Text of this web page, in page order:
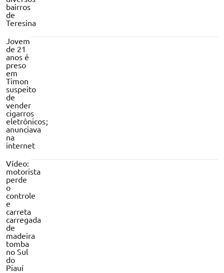
bairros
de
Teresina
Jovem
de 21
anos é
preso
em
Timon
suspeito
de
vender
cigarros
eletrônicos;
anunciava
na
internet
Vídeo:
motorista
perde
o
controle
e
carreta
carregada
de
madeira
tomba
no Sul
do
Piauí